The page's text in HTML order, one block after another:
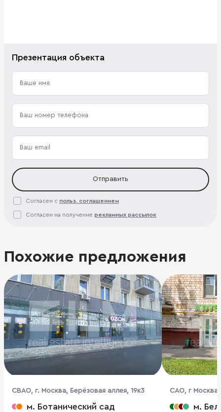
Презентация объекта
Отправить
Согласен с польз. соглашением
Согласен на получение рекламных рассылок
Похожие предложения
CВАО, г. Москва, Берёзовая аллея, 19к3
м. Ботанический сад
CАО, г
м.